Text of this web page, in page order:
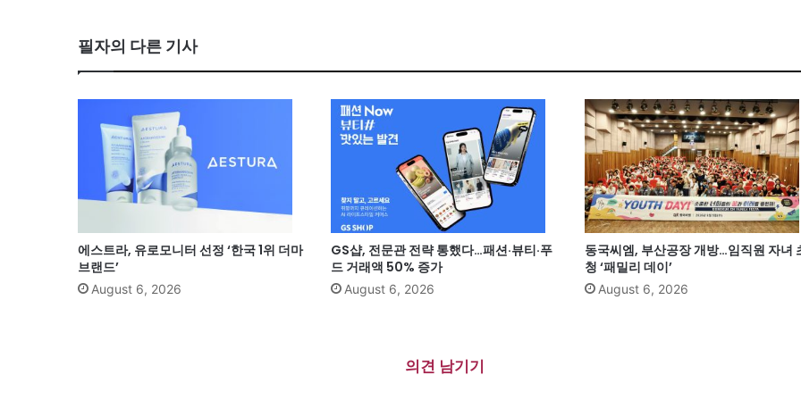
필자의 다른 기사
에스트라, 유로모니터 선정 ‘한국 1위 더마
브랜드’
August 6, 2026
GS샵, 전문관 전략 통했다…패션·뷰티·푸
드 거래액 50% 증가
August 6, 2026
동국씨엠, 부산공장 개방…임직원 자녀
청 ‘패밀리 데이’
August 6, 2026
의견 남기기